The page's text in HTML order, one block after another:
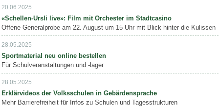
20.06.2025
«Schellen-Ursli live»: Film mit Orchester im Stadtcasino
Offene Generalprobe am 22. August um 15 Uhr mit Blick hinter die Kulissen
28.05.2025
Sportmaterial neu online bestellen
Für Schulveranstaltungen und -lager
28.05.2025
Erklärvideos der Volksschulen in Gebärdensprache
Mehr Barrierefreiheit für Infos zu Schulen und Tagesstrukturen